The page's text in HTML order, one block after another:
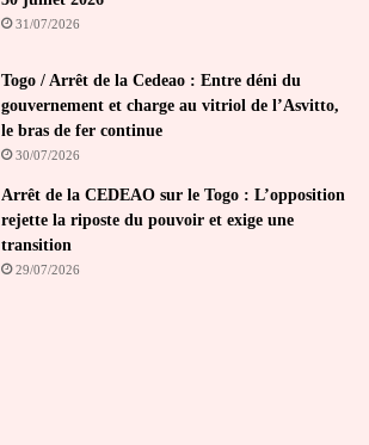
31/07/2026
Togo / Arrêt de la Cedeao : Entre déni du
gouvernement et charge au vitriol de l’Asvitto,
le bras de fer continue
30/07/2026
Arrêt de la CEDEAO sur le Togo : L’opposition
rejette la riposte du pouvoir et exige une
transition
29/07/2026